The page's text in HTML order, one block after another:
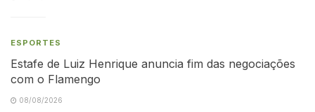
ESPORTES
Estafe de Luiz Henrique anuncia fim das negociações
com o Flamengo
08/08/2026